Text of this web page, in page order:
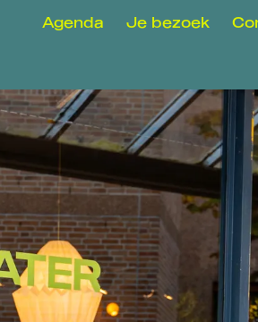
Agenda Je bezoek